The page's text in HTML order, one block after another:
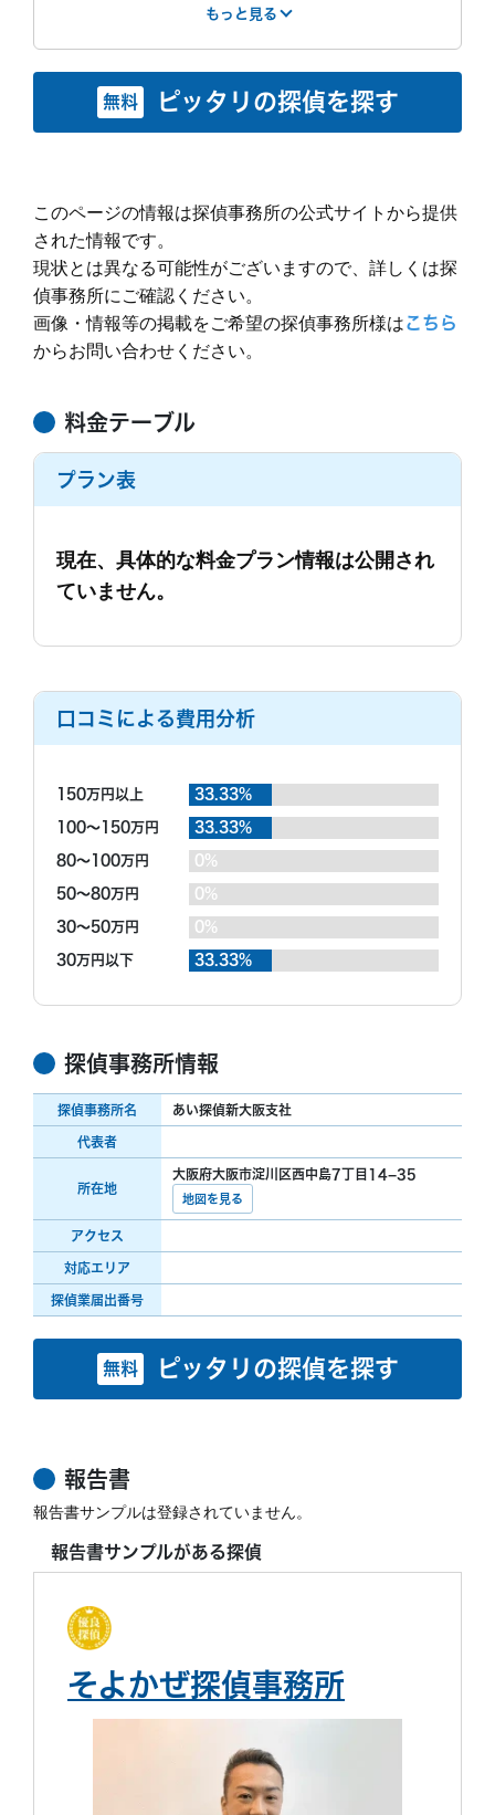
LINEでやり取りしました。明日絶対に会うと確信する
いとわかるから動かないでいるのに、せかすような態
度がありました。私がその話通りにした場合は日数が
事務所に聞きに行き、今までやり取りしていた方とは
別の方から説明を受けました。証拠写真も見せて頂き
ましたしダウンロードで頂きましたが、冊子は後日配
送でした。１週間以内に発送すると言われるも全く到
着せず、3週間後に催促して届きました。飲食店の写
真は鮮明、ホテルの出入りが顔が不鮮明でした。散々
他社について不鮮明は意味がないからと言っていたの
てる証拠があるからよかったものの、その1回を不鮮
明にしたことを開き直る発言で不信感は増しました。
もっと見る
電話の受付の方は、丁寧な対応をしていただけまし
た。話しやすく、相談しやすかったです。実際には料
金が高すぎたので調査はおねがいしていないので、電
話対応のみの感想です。
もっと見る
ホームページには1時間2500円と書いてありますが、
実際にはそれはGPSのみで、しかも1週間のレンタルか
らとなるので、料金は４２万円と言われました。
実際の調査料金ですが、私は短時間でお願いしたかっ
たのですが、それは無理とのことで、1日20万円と言
われました。
ホームページには他社よりだいぶ安いようなことが書
いてあったので、連絡してみましたが、やはり探偵さ
もっと見る
依頼前の印象
た。女性の方だったので、とても安心感がありまし
金が高すぎたので調査はおねがいしていないので、電
話対応のみの感想です。
ホームページには1時間2500円と書いてありますが、
らとなるので、料金は４２万円と言われました。
実際の調査料金ですが、私は短時間でお願いしたかっ
たのですが、それは無理とのことで、1日20万円と言
ホームページには他社よりだいぶ安いようなことが書
んは高いのですね。
3 3 4 1
調査時間 成功報酬
依頼前の印象
相談は私の最寄り駅の近くのカフェで行いました。話
を聞いていただけましたが他の探偵の見積もとると言
調査中の印象
中経過を知りたいと何度言っても教えてもらえず歯が
ゆい思いをしていました。
写真はきれいに取れていました。弁護士による不貞の
見解も複数名もらうことができたので特に問題はなか
もっと見る
もっと見る
無料 ピッタリの探偵を探す
このページの情報は探偵事務所の公式サイトから提供
された情報です。
現状とは異なる可能性がございますので、詳しくは探
偵事務所にご確認ください。
画像・情報等の掲載をご希望の探偵事務所様はこちら
からお問い合わせください。
料金テーブル
プラン表
現在、具体的な料金プラン情報は公開され
ていません。
口コミによる費用分析
150万円以上 33.33%
100～150万円 33.33%
80～100万円 0%
50～80万円 0%
30～50万円 0%
30万円以下 33.33%
探偵事務所情報
探偵事務所名 あい探偵新大阪支社
代表者
所在地
大阪府大阪市淀川区西中島7丁目14−35
地図を見る
アクセス
対応エリア
探偵業届出番号
無料 ピッタリの探偵を探す
報告書
報告書サンプルは登録されていません。
報告書サンプルがある探偵
そよかぜ探偵事務所